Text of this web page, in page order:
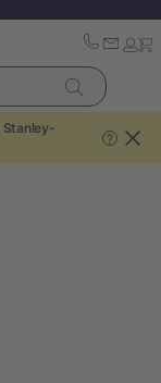
Stanley-
?